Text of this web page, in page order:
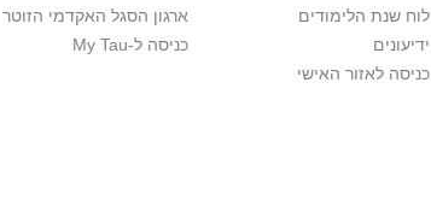
לוח שנת הלימודים
ידיעונים
כניסה לאזור האישי
ארגון הסגל האקדמי הזוטר
כניסה ל-My Tau